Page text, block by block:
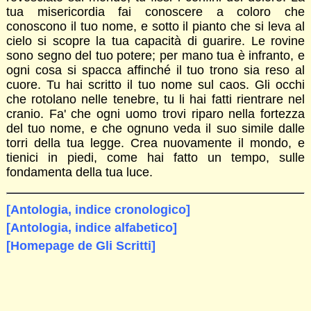
tua misericordia fai conoscere a coloro che
conoscono il tuo nome, e sotto il pianto che si leva al
cielo si scopre la tua capacità di guarire. Le rovine
sono segno del tuo potere; per mano tua è infranto, e
ogni cosa si spacca affinché il tuo trono sia reso al
cuore. Tu hai scritto il tuo nome sul caos. Gli occhi
che rotolano nelle tenebre, tu li hai fatti rientrare nel
cranio. Fa' che ogni uomo trovi riparo nella fortezza
del tuo nome, e che ognuno veda il suo simile dalle
torri della tua legge. Crea nuovamente il mondo, e
tienici in piedi, come hai fatto un tempo, sulle
fondamenta della tua luce.
[Antologia, indice cronologico]
[Antologia, indice alfabetico]
[Homepage de Gli Scritti]